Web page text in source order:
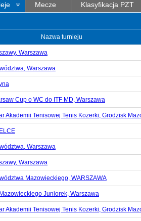
Mecze Klasyfikacja PZT
Nazwa turnieju
Warszawa
Warszawa
Cup o WC do ITF MD, Warszawa
Akademii Tenisowej Tenis Kozerki, Grodzisk
Warszawa
Warszawa
Mazowieckiego, WARSZAWA
Juniorek, Warszawa
Akademii Tenisowej Tenis Kozerki, Grodzisk